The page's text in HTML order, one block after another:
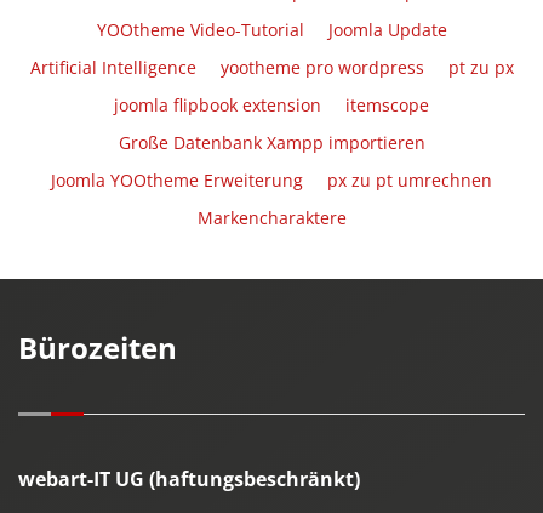
YOOtheme Video-Tutorial
Joomla Update
Artificial Intelligence
yootheme pro wordpress
pt zu px
joomla flipbook extension
itemscope
Große Datenbank Xampp importieren
Joomla YOOtheme Erweiterung
px zu pt umrechnen
Markencharaktere
Bürozeiten
webart-IT UG (haftungsbeschränkt)